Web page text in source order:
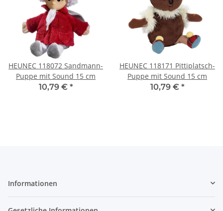
HEUNEC 118072 Sandmann-
Puppe mit Sound 15 cm
10,79 € *
HEUNEC 118171 Pittiplatsch-
Puppe mit Sound 15 cm
10,79 € *
Informationen